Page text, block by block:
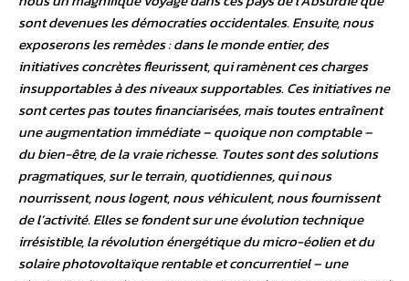
sont devenues les démocraties occidentales. Ensuite, nous
exposerons les remèdes : dans le monde entier, des
initiatives concrètes fleurissent, qui ramènent ces charges
insupportables à des niveaux supportables. Ces initiatives ne
sont certes pas toutes financiarisées, mais toutes entraînent
une augmentation immédiate – quoique non comptable –
du bien-être, de la vraie richesse. Toutes sont des solutions
pragmatiques, sur le terrain, quotidiennes, qui nous
nourrissent, nous logent, nous véhiculent, nous fournissent
de l’activité. Elles se fondent sur une évolution technique
irrésistible, la révolution énergétique du micro-éolien et du
solaire photovoltaïque rentable et concurrentiel – une